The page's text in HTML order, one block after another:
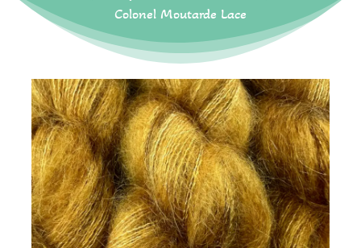
Colonel Moutarde Lace